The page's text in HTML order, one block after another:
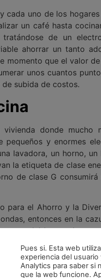
cada uno de los hogares
un café hasta
de un
ahorrar un tanto
momento que el valor
unos cuantos
subida de costos.
donde mucho
pequeños y enormes
lavadora, un horno,
la etiqueta de clase
de clase G consumirá
para el Ahorro y la
entonces en la
vez del horno ahorra
en la
Pues si. Esta web
experiencia del
Analytics para saber si
que la web funcione.